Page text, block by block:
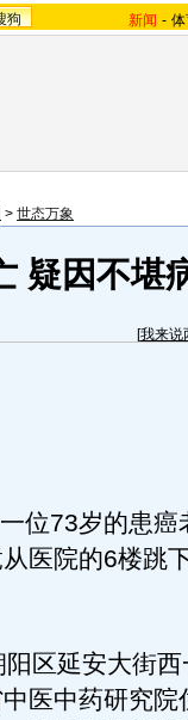
狗 新闻 -
> 世态万象
疑因不堪
[我来说
73岁的患癌
医院的6楼跳
区延安大街西
医中药研究院